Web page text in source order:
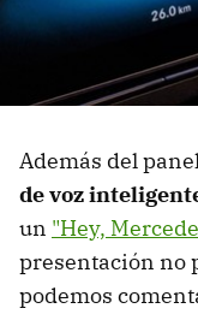
Además del
de voz
un "Hey,
presentación no
podemos